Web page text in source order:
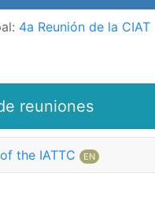
4a Reunión de la CIAT
reuniones
the IATTC EN